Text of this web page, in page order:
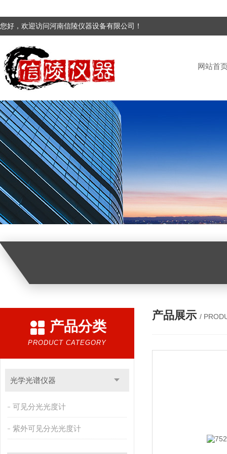
您好，欢迎访问河南信陵仪器设备有限公司！
网站首
产品分类
PRODUCT CATEGORY
光学光谱仪器
可见分光光度计
紫外可见分光光度计
产品展示 /